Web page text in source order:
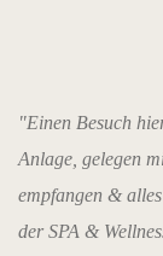
"Einen Besuch
Anlage, gelegen
empfangen &
der SPA &